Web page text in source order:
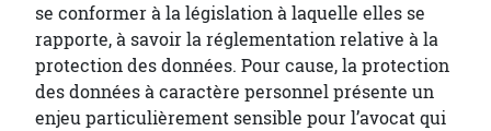
se conformer à la législation à laquelle elles se
rapporte, à savoir la réglementation relative à la
protection des données. Pour cause, la protection
des données à caractère personnel présente un
enjeu particulièrement sensible pour l’avocat qui